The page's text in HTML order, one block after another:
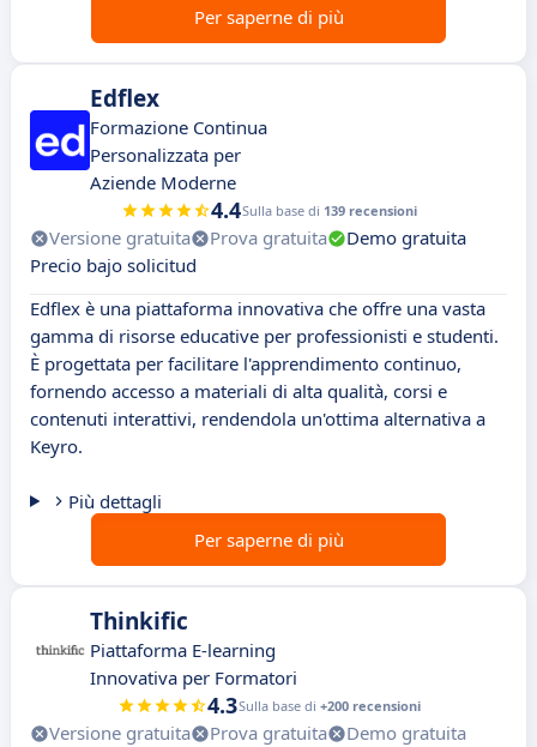
Per saperne di più
Edflex
Formazione Continua
Personalizzata per
Aziende Moderne
4.4Sulla base di 139 recensioni
Versione gratuita Prova gratuita
Demo gratuita
Precio bajo solicitud
Edflex è una piattaforma innovativa che offre una vasta
gamma di risorse educative per professionisti e studenti.
È progettata per facilitare l'apprendimento continuo,
fornendo accesso a materiali di alta qualità, corsi e
contenuti interattivi, rendendola un'ottima alternativa a
Keyro.
Più dettagli
Per saperne di più
Thinkific
Piattaforma E-learning
Innovativa per Formatori
4.3Sulla base di +200 recensioni
Versione gratuita Prova gratuita
Demo gratuita